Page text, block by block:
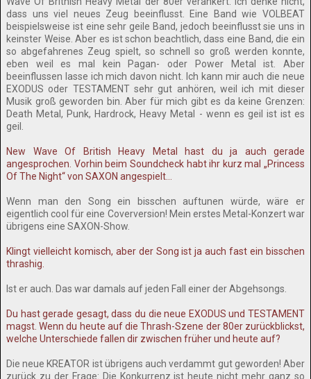
dass uns viel neues Zeug beeinflusst. Eine Band wie VOLBEAT
beispielsweise ist eine sehr geile Band, jedoch beeinflusst sie uns in
keinster Weise. Aber es ist schon beachtlich, dass eine Band, die ein
so abgefahrenes Zeug spielt, so schnell so groß werden konnte,
eben weil es mal kein Pagan- oder Power Metal ist. Aber
beeinflussen lasse ich mich davon nicht. Ich kann mir auch die neue
EXODUS oder TESTAMENT sehr gut anhören, weil ich mit dieser
Musik groß geworden bin. Aber für mich gibt es da keine Grenzen:
Death Metal, Punk, Hardrock, Heavy Metal - wenn es geil ist ist es
geil.
New Wave Of British Heavy Metal hast du ja auch gerade
angesprochen. Vorhin beim Soundcheck habt ihr kurz mal „Princess
Of The Night“ von SAXON angespielt…
Wenn man den Song ein bisschen auftunen würde, wäre er
eigentlich cool für eine Coverversion! Mein erstes Metal-Konzert war
übrigens eine SAXON-Show.
Klingt vielleicht komisch, aber der Song ist ja auch fast ein bisschen
thrashig.
Ist er auch. Das war damals auf jeden Fall einer der Abgehsongs.
Du hast gerade gesagt, dass du die neue EXODUS und TESTAMENT
magst. Wenn du heute auf die Thrash-Szene der 80er zurückblickst,
welche Unterschiede fallen dir zwischen früher und heute auf?
Die neue KREATOR ist übrigens auch verdammt gut geworden! Aber
zurück zu der Frage: Die Konkurrenz ist heute nicht mehr ganz so